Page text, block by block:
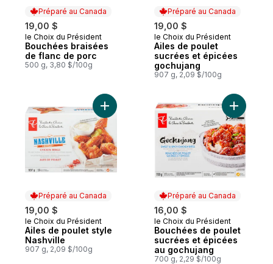
Préparé au Canada
19,00 $
Préparé au Canada
le Choix du Président
Bouchées braisées
de flanc de porc
500 g, 3,80 $/100g
Préparé au Canada
19,00 $
Préparé au Canada
le Choix du Président
Ailes de poulet
sucrées et épicées
gochujang
907 g, 2,09 $/100g
Préparé au Canada
19,00 $
Préparé au Canada
le Choix du Président
Ailes de poulet style
Nashville
907 g, 2,09 $/100g
Ajouter Ailes de poulet style Nashville au
Préparé au Canada
16,00 $
Préparé au Canada
le Choix du Président
Bouchées de poulet
sucrées et épicées
au gochujang
700 g, 2,29 $/100g
Ajouter